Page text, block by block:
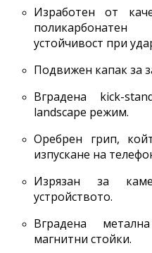
Изработен от
устойчивост при
Подвижен капак за
Вградена kick-
landscape режим.
Оребрен грип,
изпускане на
Изрязан за
устройството.
Вградена
магнитни стойки.